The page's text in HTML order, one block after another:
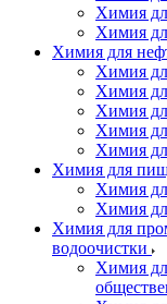
Химия
Химия
Химия для
Химия
Химия
Химия
Химия
Химия
Химия для
Химия
Химия
Химия для
водоочистки
Химия